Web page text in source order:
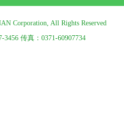
Corporation, All Rights Reserved
3456 传真：0371-60907734